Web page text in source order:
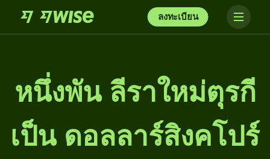
ลงทะเบียน
หนึ่ง​พัน ลีราใหม่ตุรกี
เป็น ดอลลาร์สิงคโปร์